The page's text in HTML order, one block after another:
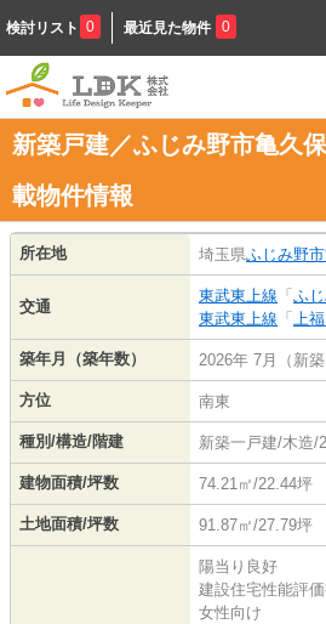
検討リスト 0 最近見た物件 0
新築戸建／ふじみ野市亀久
載物件情報
所在地 埼玉県ふじみ野市
交通
東武東上線 「 ふ
東武東上線 「 上
築年月（築年数） 2026年 7月（新築
方位 南東
種別/構造/階建 新築一戸建/木造/
建物面積/坪数 74.21㎡/22.44坪
土地面積/坪数 91.87㎡/27.79坪
陽当り良好
建設住宅性能評
女性向け